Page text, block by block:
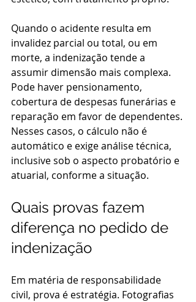
Quando o acidente resulta em
invalidez parcial ou total, ou em
morte, a indenização tende a
assumir dimensão mais complexa.
Pode haver pensionamento,
cobertura de despesas funerárias e
reparação em favor de dependentes.
Nesses casos, o cálculo não é
automático e exige análise técnica,
inclusive sob o aspecto probatório e
atuarial, conforme a situação.
Quais provas fazem
diferença no pedido de
indenização
Em matéria de responsabilidade
civil, prova é estratégia. Fotografias